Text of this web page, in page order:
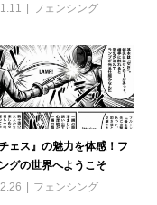
フェンシング
チェス』の魅力を体感！フ
グの世界へようこそ
フェンシング